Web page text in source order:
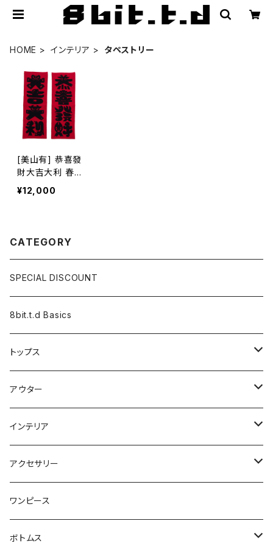
HOME インテリア タペストリー
[美山有] 恭喜發
財大吉大利 春
聯セット
¥12,000
CATEGORY
SPECIAL DISCOUNT
8bit.t.d Basics
トップス
長袖
半袖
ベスト
アウター
カーディガン
ジャケット
ベストジャケット
インテリア
タペストリー
ブランケット
クッション
アクセサリー
靴下
マフラー
ワンピース
ボトムス